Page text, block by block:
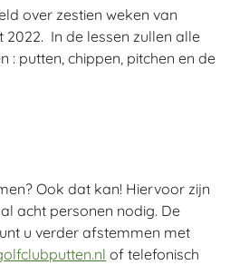
over zestien weken van
In de lessen zullen alle
: putten, chippen, pitchen en de
Ook dat kan! Hiervoor zijn
acht personen nodig. De
u verder afstemmen met
of telefonisch